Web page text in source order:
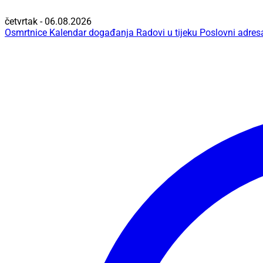
četvrtak - 06.08.2026
Osmrtnice Kalendar događanja Radovi u tijeku Poslovni